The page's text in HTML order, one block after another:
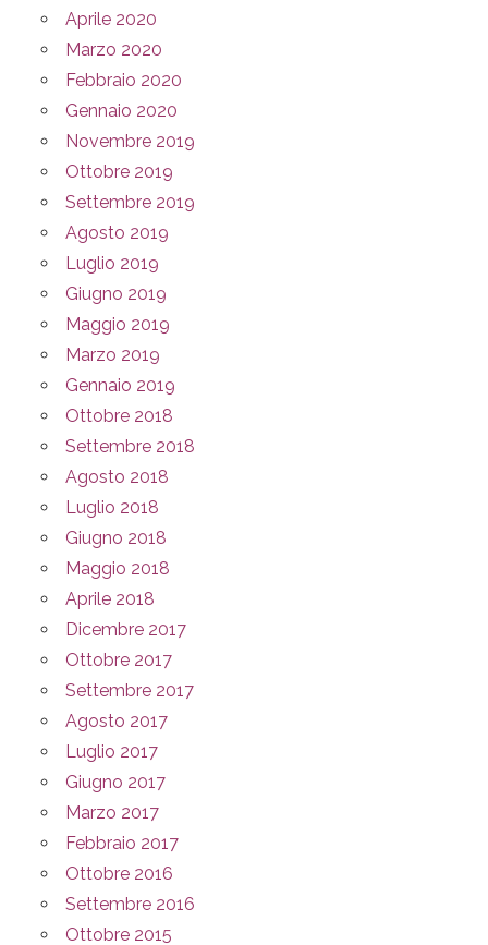
Aprile 2020
Marzo 2020
Febbraio 2020
Gennaio 2020
Novembre 2019
Ottobre 2019
Settembre 2019
Agosto 2019
Luglio 2019
Giugno 2019
Maggio 2019
Marzo 2019
Gennaio 2019
Ottobre 2018
Settembre 2018
Agosto 2018
Luglio 2018
Giugno 2018
Maggio 2018
Aprile 2018
Dicembre 2017
Ottobre 2017
Settembre 2017
Agosto 2017
Luglio 2017
Giugno 2017
Marzo 2017
Febbraio 2017
Ottobre 2016
Settembre 2016
Ottobre 2015